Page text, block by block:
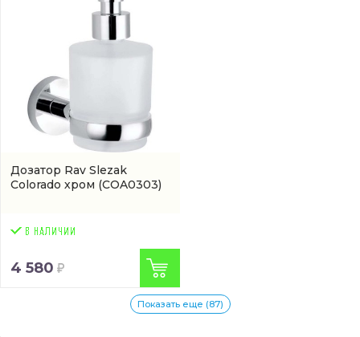
Дозатор Rav Slezak
Colorado хром (COA0303)
4 580
Показать еще (87)